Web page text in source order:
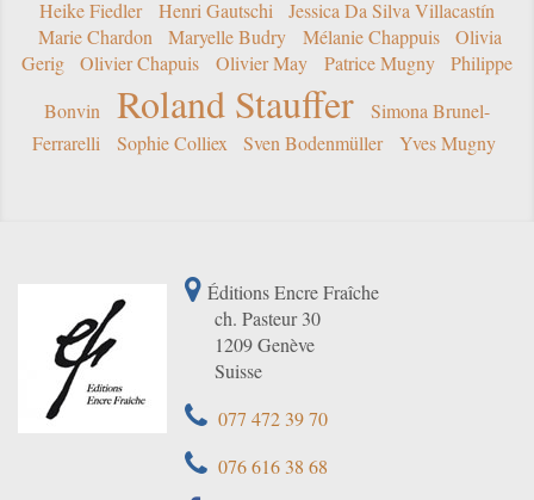
Heike Fiedler Henri Gautschi
Jessica Da Silva Villacastín
Marie Chardon
Maryelle Budry Mélanie Chappuis
Olivia
Gerig
Olivier Chapuis Olivier May Patrice Mugny
Philippe
Bonvin
Roland Stauffer
Simona Brunel-
Ferrarelli
Sophie Colliex Sven Bodenmüller Yves Mugny
Éditions Encre Fraîche
ch. Pasteur 30
1209 Genève
Suisse
077 472 39 70
076 616 38 68